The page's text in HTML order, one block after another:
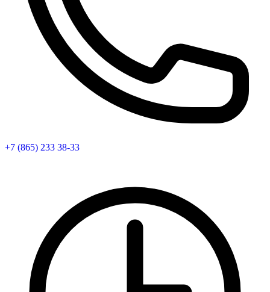
+7 (865) 233 38-33